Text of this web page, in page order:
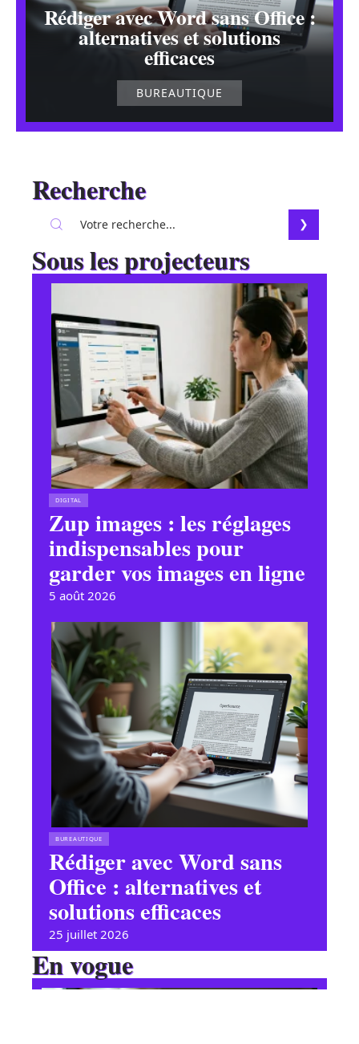
Rédiger avec Word sans Office :
alternatives et solutions
efficaces
BUREAUTIQUE
Recherche
Sous les projecteurs
DIGITAL
Zup images : les réglages
indispensables pour
garder vos images en ligne
5 août 2026
BUREAUTIQUE
Rédiger avec Word sans
Office : alternatives et
solutions efficaces
25 juillet 2026
En vogue